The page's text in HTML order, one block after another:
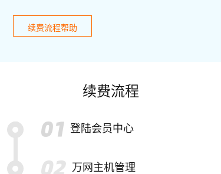
续费流程帮助
续费流程
登陆会员中心
万网主机管理